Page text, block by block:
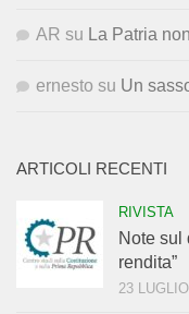
AR su La Patria
ernesto su Un
ARTICOLI RECENTI
RIVISTA
Note sul
rendita”
23